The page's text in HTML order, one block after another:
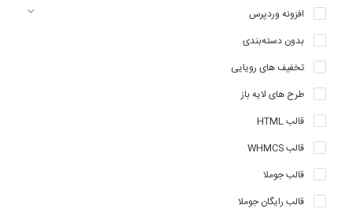
افزونه وردپرس
بدون دسته‌بندی
تخفیف های رویایی
طرح های لایه باز
قالب HTML
قالب WHMCS
قالب جوملا
قالب رایگان جوملا